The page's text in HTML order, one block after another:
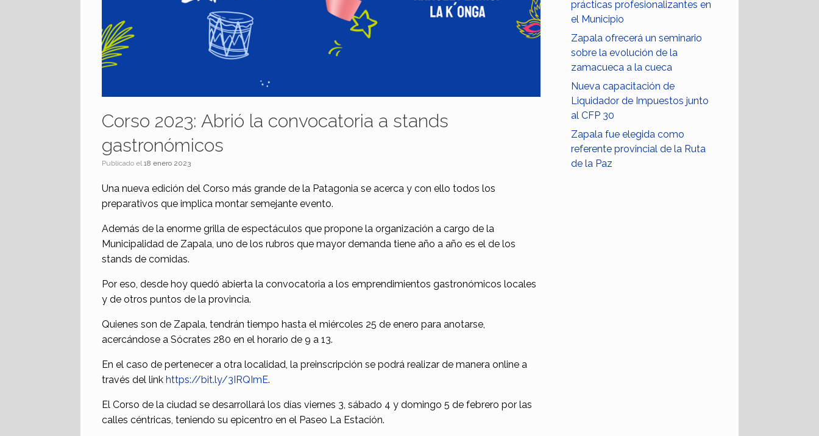
Corso 2023: Abrió la convocatoria a stands
gastronómicos
Publicado el18 enero 2023
Una nueva edición del Corso más grande de la Patagonia se acerca y con ello todos los
preparativos que implica montar semejante evento.
Además de la enorme grilla de espectáculos que propone la organización a cargo de la
Municipalidad de Zapala, uno de los rubros que mayor demanda tiene año a año es el de los
stands de comidas.
Por eso, desde hoy quedó abierta la convocatoria a los emprendimientos gastronómicos locales
y de otros puntos de la provincia.
Quienes son de Zapala, tendrán tiempo hasta el miércoles 25 de enero para anotarse,
acercándose a Sócrates 280 en el horario de 9 a 13.
En el caso de pertenecer a otra localidad, la preinscripción se podrá realizar de manera online a
través del link https://bit.ly/3IRQImE.
El Corso de la ciudad se desarrollará los días viernes 3, sábado 4 y domingo 5 de febrero por las
calles céntricas, teniendo su epicentro en el Paseo La Estación.
prácticas profesionalizantes en
el Municipio
Zapala ofrecerá un seminario
sobre la evolución de la
zamacueca a la cueca
Nueva capacitación de
Liquidador de Impuestos junto
al CFP 30
Zapala fue elegida como
referente provincial de la Ruta
de la Paz